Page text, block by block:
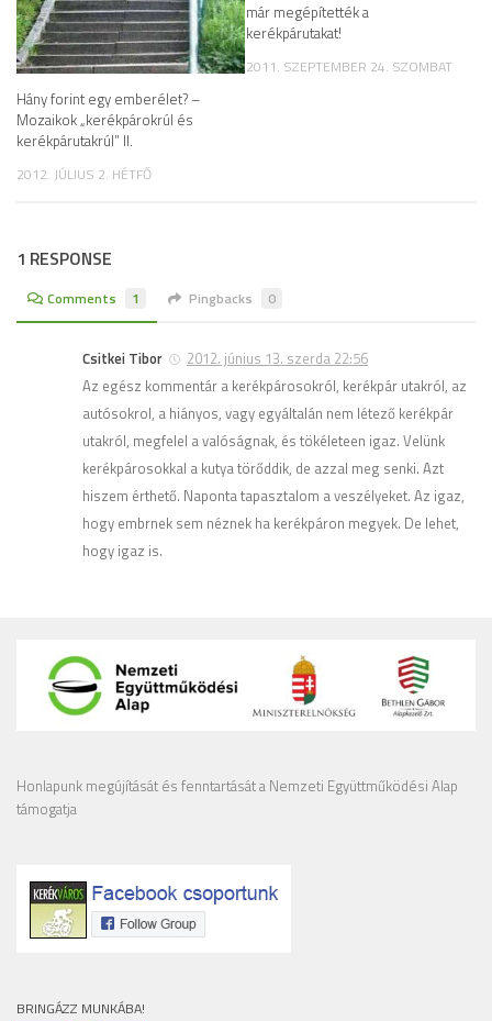
Hány forint egy emberélet? –
Mozaikok „kerékpárokrúl és
kerékpárutakrúl” II.
2012. JÚLIUS 2. HÉTFŐ
már megépítették a
kerékpárutakat!
2011. SZEPTEMBER 24. SZOMBAT
1 RESPONSE
Comments 1 Pingbacks 0
Csitkei Tibor
2012. június 13. szerda 22:56
Az egész kommentár a kerékpárosokról, kerékpár utakról, az
autósokrol, a hiányos, vagy egyáltalán nem létező kerékpár
utakról, megfelel a valóságnak, és tökéleteen igaz. Velünk
kerékpárosokkal a kutya törőddik, de azzal meg senki. Azt
hiszem érthető. Naponta tapasztalom a veszélyeket. Az igaz,
hogy embrnek sem néznek ha kerékpáron megyek. De lehet,
hogy igaz is.
Honlapunk megújítását és fenntartását a Nemzeti Együttműködési Alap
támogatja
BRINGÁZZ MUNKÁBA!